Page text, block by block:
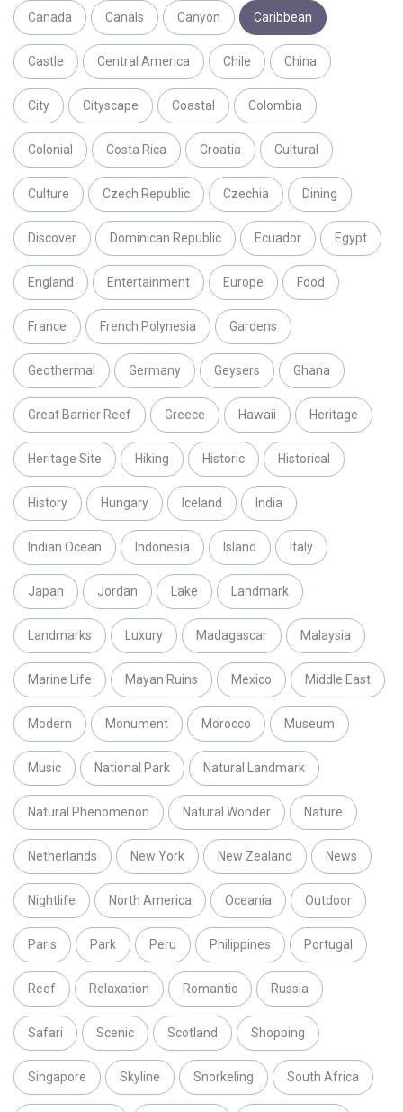
Canada Canals Canyon Caribbean
Castle Central America Chile China
City Cityscape Coastal Colombia
Colonial Costa Rica Croatia Cultural
Culture Czech Republic Czechia Dining
Discover Dominican Republic Ecuador Egypt
England Entertainment Europe Food
France French Polynesia Gardens
Geothermal Germany Geysers Ghana
Great Barrier Reef Greece Hawaii Heritage
Heritage Site Hiking Historic Historical
History Hungary Iceland India
Indian Ocean Indonesia Island Italy
Japan Jordan Lake Landmark
Landmarks Luxury Madagascar Malaysia
Marine Life Mayan Ruins Mexico Middle East
Modern Monument Morocco Museum
Music National Park Natural Landmark
Natural Phenomenon Natural Wonder Nature
Netherlands New York New Zealand News
Nightlife North America Oceania Outdoor
Paris Park Peru Philippines Portugal
Reef Relaxation Romantic Russia
Safari Scenic Scotland Shopping
Singapore Skyline Snorkeling South Africa